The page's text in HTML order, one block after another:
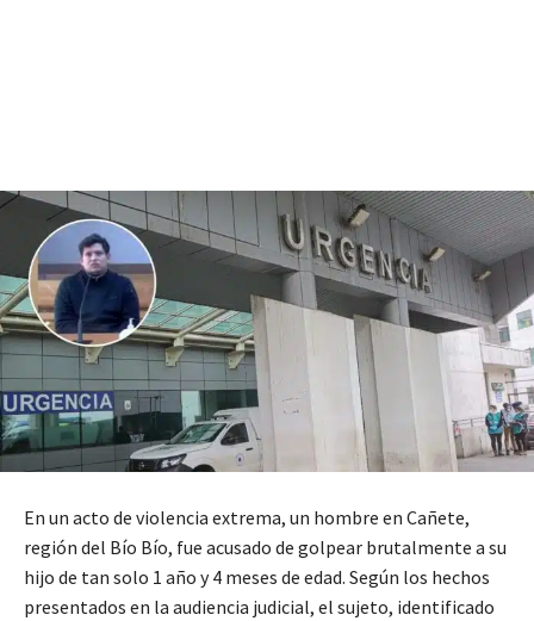
En un acto de violencia extrema, un hombre en Cañete,
región del Bío Bío, fue acusado de golpear brutalmente a su
hijo de tan solo 1 año y 4 meses de edad. Según los hechos
presentados en la audiencia judicial, el sujeto, identificado